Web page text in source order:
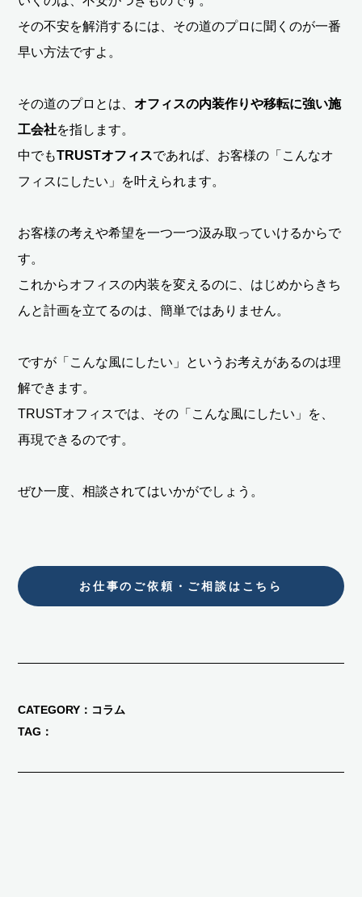
その不安を解消するには、その道のプロに聞くのが一番
早い方法ですよ。
その道のプロとは、オフィスの内装作りや移転に強い施
工会社を指します。
中でもTRUSTオフィスであれば、お客様の「こんなオ
フィスにしたい」を叶えられます。
お客様の考えや希望を一つ一つ汲み取っていけるからで
す。
これからオフィスの内装を変えるのに、はじめからきち
んと計画を立てるのは、簡単ではありません。
ですが「こんな風にしたい」というお考えがあるのは理
解できます。
TRUSTオフィスでは、その「こんな風にしたい」を、
再現できるのです。
ぜひ一度、相談されてはいかがでしょう。
お仕事のご依頼・ご相談はこちら
CATEGORY
コラム
TAG